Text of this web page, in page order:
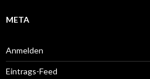
META
Anmelden
Eintrags-Feed